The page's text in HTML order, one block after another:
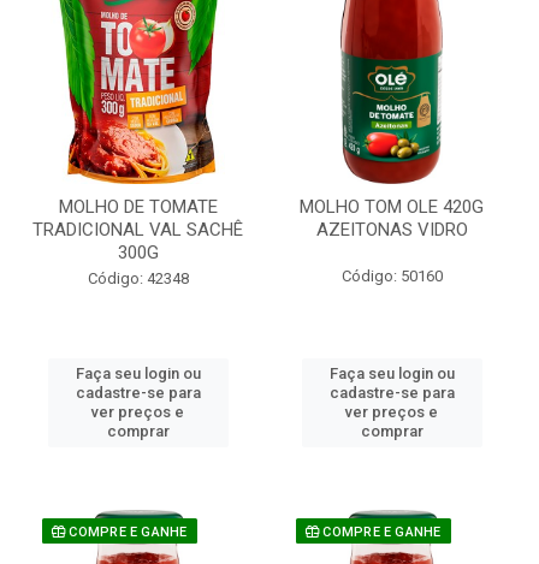
MOLHO DE TOMATE
TRADICIONAL VAL SACHÊ
300G
Código: 42348
Faça seu login ou
cadastre-se para
ver preços e
comprar
MOLHO TOM OLE 420G
AZEITONAS VIDRO
Código: 50160
Faça seu login ou
cadastre-se para
ver preços e
comprar
COMPRE E GANHE COMPRE E GANHE